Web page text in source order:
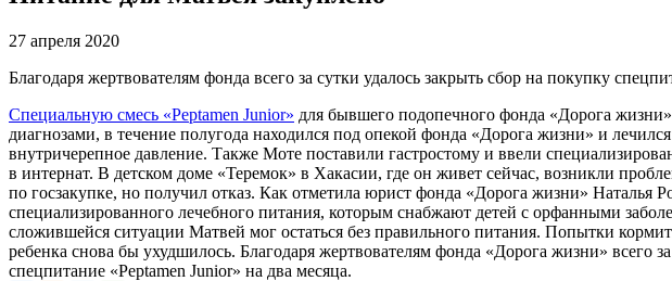
27 апреля 2020
Благодаря жертвователям фонда всего за сутки удалось закрыть сбор на покупку
Специальную смесь «Peptamen Junior» для бывшего подопечного фонда «Дорога
диагнозами, в течение полугода находился под опекой фонда «Дорога жизни» и
внутричерепное давление. Также Моте поставили гастростому и ввели
в интернат. В детском доме «Теремок» в Хакасии, где он живет сейчас, возникли
по госзакупке, но получил отказ. Как отметила юрист фонда «Дорога жизни» Наталья
специализированного лечебного питания, которым снабжают детей с орфанными
сложившейся ситуации Матвей мог остаться без правильного питания. Попытки
ребенка снова бы ухудшилось. Благодаря жертвователям фонда «Дорога жизни» всего
спецпитание «Peptamen Junior» на два месяца.